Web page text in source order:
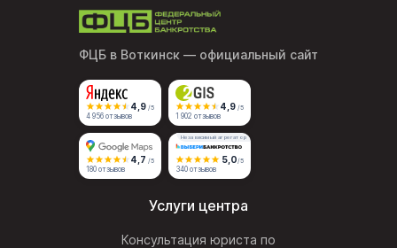
ФЦБ в Воткинск — официальный сайт
4,9 /5
4 956 отзывов
4,9 /5
1 902 отзывов
4,7 /5
180 отзывов
Независимый агрегатор
5,0/5
340 отзывов
Услуги центра
Консультация юриста по